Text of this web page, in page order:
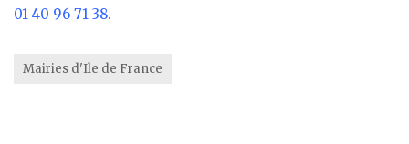
01 40 96 71 38.
Mairies d'Ile de France